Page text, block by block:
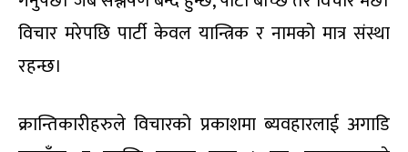
विचार मरेपछि पार्टी केवल यान्त्रिक र नामको मात्र संस्था
रहन्छ।
क्रान्तिकारीहरुले विचारको प्रकाशमा ब्यवहारलाई अगाडि